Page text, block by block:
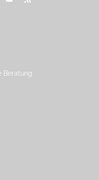
Beratung